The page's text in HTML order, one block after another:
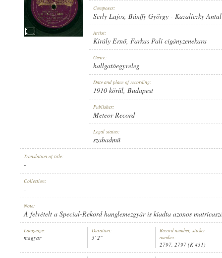
Composer:
Serly Lajos, Bánffy György - Kazaliczky Antal
Artist:
Király Ernő, Farkas Pali cigányzenekara
Genre:
hallgatóegyveleg
Date and place of recording:
1910 körül, Budapest
Publisher:
Meteor Record
Legal status:
szabadmű
Translation of title:
-
Collection:
-
Note:
A felvételt a Special-Rekord hanglemezgyár is kiadta azonos
Language:
magyar
Duration:
3' 2"
Record number, sticker
number:
2797, 2797 (K 431)